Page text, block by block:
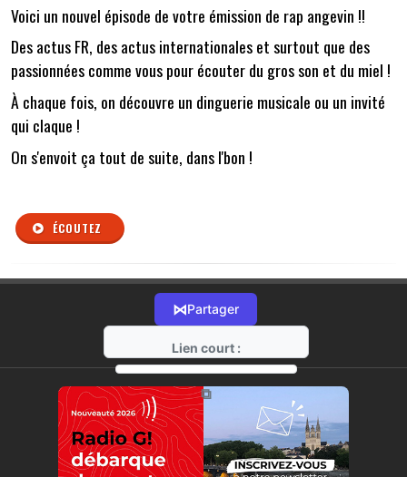
Voici un nouvel épisode de votre émission de rap angevin !!
Des actus FR, des actus internationales et surtout que des
passionnées comme vous pour écouter du gros son et du miel !
À chaque fois, on découvre un dinguerie musicale ou un invité
qui claque !
On s'envoit ça tout de suite, dans l'bon !
ÉCOUTEZ
⋈Partager
Lien court :
https://radio-g.fr?r451
⧉